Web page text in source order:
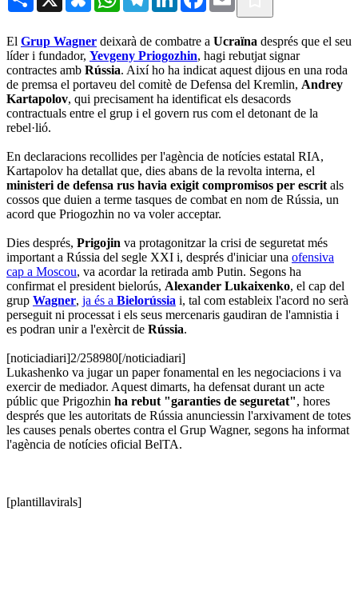
El Grup Wagner deixarà de combatre a Ucraïna després que el seu
líder i fundador, Yevgeny Priogozhin, hagi rebutjat signar
contractes amb Rússia. Així ho ha indicat aquest dijous en una roda
de premsa el portaveu del comitè de Defensa del Kremlin, Andrey
Kartapolov, qui precisament ha identificat els desacords
contractuals entre el grup i el govern rus com el detonant de la
rebel·lió.
En declaracions recollides per l'agència de notícies estatal RIA,
Kartapolov ha detallat que, dies abans de la revolta interna, el
ministeri de defensa rus havia exigit compromisos per escrit als
cossos que duien a terme tasques de combat en nom de Rússia, un
acord que Priogozhin no va voler acceptar.
Dies després, Prigojin va protagonitzar la crisi de seguretat més
important a Rússia del segle XXI i, després d'iniciar una ofensiva
cap a Moscou, va acordar la retirada amb Putin. Segons ha
confirmat el president bielorús, Alexander Lukaixenko, el cap del
grup Wagner, ja és a Bielorússia i, tal com estableix l'acord no serà
perseguit ni processat i els seus mercenaris gaudiran de l'amnistia i
es podran unir a l'exèrcit de Rússia.
[noticiadiari]2/258980[/noticiadiari]
Lukashenko va jugar un paper fonamental en les negociacions i va
exercir de mediador. Aquest dimarts, ha defensat durant un acte
públic que Prigozhin ha rebut "garanties de seguretat", hores
després que les autoritats de Rússia anunciessin l'arxivament de totes
les causes penals obertes contra el Grup Wagner, segons ha informat
l'agència de notícies oficial BelTA.
[plantillavirals]